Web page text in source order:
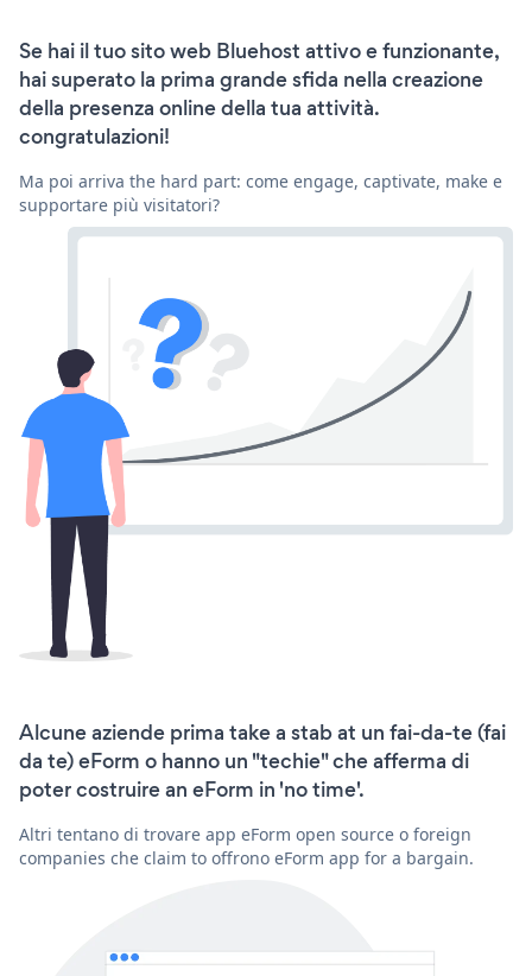
Se hai il tuo sito web Bluehost attivo e funzionante,
hai superato la prima grande sfida nella creazione
della presenza online della tua attività.
congratulazioni!
Ma poi arriva the hard part: come engage, captivate, make e
supportare più visitatori?
Alcune aziende prima take a stab at un fai-da-te (fai
da te) eForm o hanno un "techie" che afferma di
poter costruire an eForm in 'no time'.
Altri tentano di trovare app eForm open source o foreign
companies che claim to offrono eForm app for a bargain.